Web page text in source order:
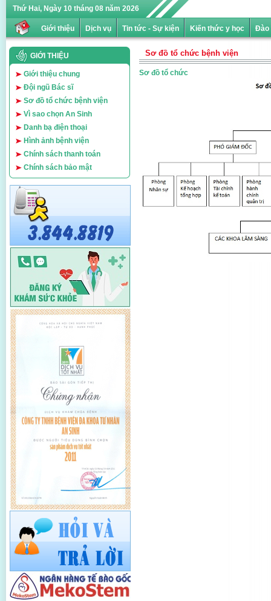
Thứ Hai, Ngày 10 tháng 08 năm 2026
Giới thiệu Dịch vụ Tin tức - Sự kiện Kiến thức y học Đào
GIỚI THIỆU
Giới thiệu chung
Đội ngũ Bác sĩ
Sơ đồ tổ chức bệnh viện
Vì sao chọn An Sinh
Danh bạ điện thoại
Hình ảnh bệnh viện
Chính sách thanh toán
Chính sách bảo mật
Sơ đồ tổ chức bệnh viện
Sơ đồ tổ chức